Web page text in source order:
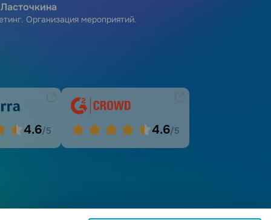
Организация мероприятий.
4.6/5 4.6/5